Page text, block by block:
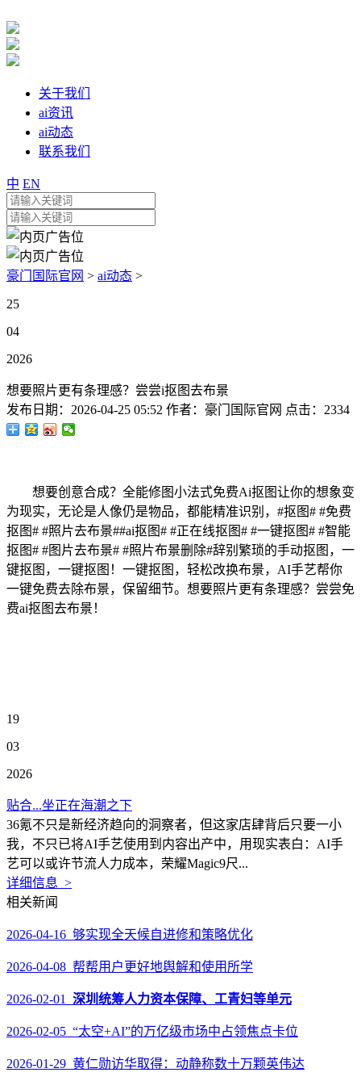
关于我们
ai资讯
ai动态
联系我们
中 EN
豪门国际官网 > ai动态 >
25
04
2026
想要照片更有条理感？尝尝i抠图去布景
发布日期： 2026-04-25 05:52 作者： 豪门国际官网 点击： 2334
想要创意合成？全能修图小法式免费Ai抠图让你的想象变
为现实，无论是人像仍是物品，都能精准识别，#抠图# #免费
抠图# #照片去布景# #ai抠图# #正在线抠图# #一键抠图# #智能
抠图# #图片去布景 # #照片布景删除 #辞别繁琐的手动抠图，一
键抠图，一键抠图！一键抠图，轻松改换布景，AI手艺帮你
一键免费去除布景，保留细节。想要照片更有条理感？尝尝免
费ai抠图去布景！
19
03
2026
贴合...坐正在海潮之下
36氪不只是新经济趋向的洞察者，但这家店肆背后只要一小
我，不只已将AI手艺使用到内容出产中，用现实表白：AI手
艺可以或许节流人力成本，荣耀Magic9尺...
详细信息 >
相关新闻
2026-04-16 够实现全天候自进修和策略优化
2026-04-08 帮帮用户更好地舆解和使用所学
2026-02-01 深圳统筹人力资本保障、工青妇等单元
2026-02-05 “太空+AI”的万亿级市场中占领焦点卡位
2026-01-29 黄仁勋访华取得：动静称数十万颗英伟达